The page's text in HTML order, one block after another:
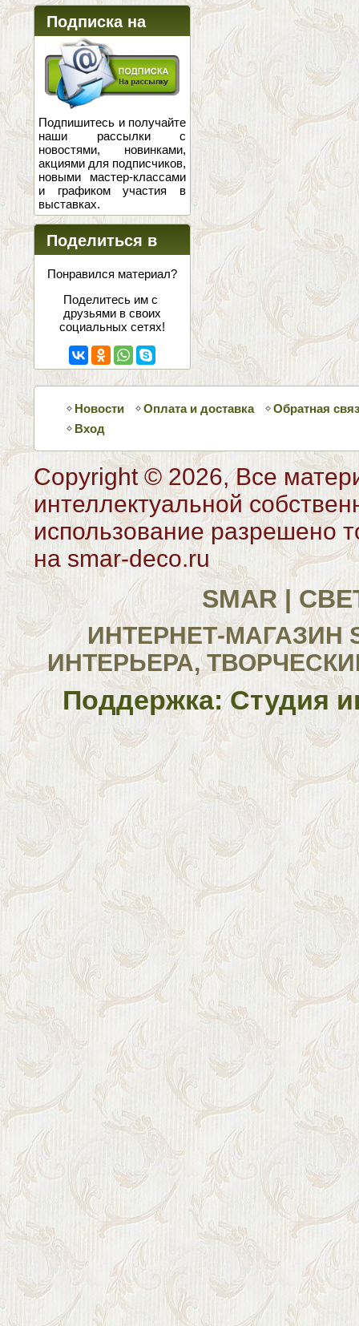
Подписка на
новости
Подпишитесь и получайте
наши рассылки с
новостями, новинками,
акциями для подписчиков,
новыми мастер-классами
и графиком участия в
выставках.
Поделиться в
соцсетях
Понравился материал?
Поделитесь им с
друзьями в своих
социальных сетях!
Новости Оплата и доставка
Обратная
Вход
Copyright © 2026, Все
интеллектуальной
использование разрешено
на smar-deco.ru
SMAR |
ИНТЕРНЕТ-МАГАЗИН
ИНТЕРЬЕРА,
Поддержка: Студия